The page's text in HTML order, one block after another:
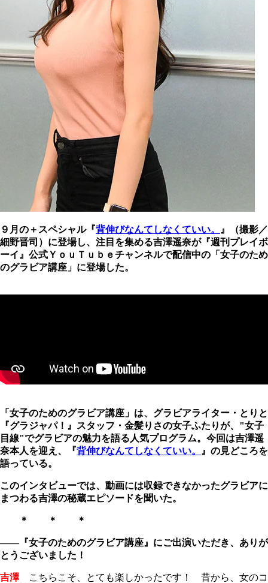
９月の＋スペシャル『背伸びなんてしなくていい。
』（撮影／
細野晋司）に登場し、注目を集める吉澤遥奈が『週刊プレイボ
ーイ』公式ＹｏｕＴｕｂｅチャンネルで配信中の「女子のため
のグラビア講座」に登場した。
「女子のためのグラビア講座」は、グラビアライター・とりと
『グラジャパ！』スタッフ・金髪りさの女子ふたりが、"女子
目線"でグラビアの魅力を語る人気プログラム。今回は吉澤遥
奈本人を迎え、『背伸びなんてしなくていい。
』の見どころを
語っている。
このインタビューでは、動画には収録できなかったグラビアに
まつわる吉澤の秘蔵エピソードを聞いた。
＊ ＊ ＊
――『女子のためのグラビア講座』にご出演いただき、ありが
とうございました！
吉澤こちらこそ、とても楽しかったです！ 昔から、女のコ